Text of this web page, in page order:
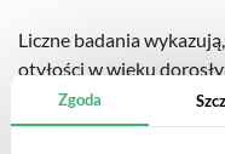
Liczne badania
otyłości w wieku
55% otyłych dzieci
dojrzewania, a około
Zgoda